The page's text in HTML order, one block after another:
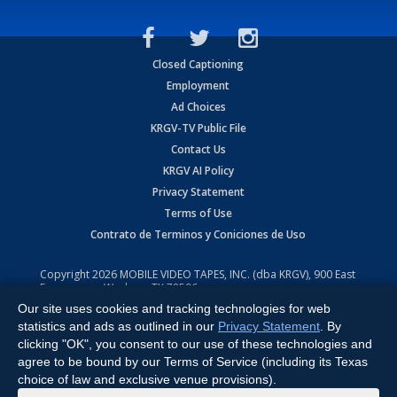
Closed Captioning
Employment
Ad Choices
KRGV-TV Public File
Contact Us
KRGV AI Policy
Privacy Statement
Terms of Use
Contrato de Terminos y Coniciones de Uso
Copyright2026 MOBILE VIDEO TAPES, INC. (dba KRGV), 900 East
Expressway, Weslaco, TX 78596.
All Rights Reserved. Powered by:Ruby Shore Software
Our site uses cookies and tracking technologies for web
statistics and ads as outlined in our Privacy Statement . By
clicking "OK", you consent to our use of these technologies and
agree to be bound by our Terms of Service (including its Texas
choice of law and exclusive venue provisions).